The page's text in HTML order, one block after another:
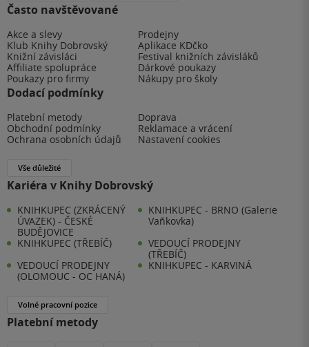
Často navštěvované
Akce a slevy
Prodejny
Klub Knihy Dobrovský
Aplikace KDčko
Knižní závisláci
Festival knižních závisláků
Affiliate spolupráce
Dárkové poukazy
Poukazy pro firmy
Nákupy pro školy
Dodací podmínky
Platební metody
Doprava
Obchodní podmínky
Reklamace a vrácení
Ochrana osobních údajů
Nastavení cookies
Vše důležité
Kariéra v Knihy Dobrovský
KNIHKUPEC (ZKRÁCENÝ
ÚVAZEK) - ČESKÉ
BUDĚJOVICE
KNIHKUPEC - BRNO (Galerie
Vaňkovka)
KNIHKUPEC (TŘEBÍČ)
VEDOUCÍ PRODEJNY
(TŘEBÍČ)
VEDOUCÍ PRODEJNY
(OLOMOUC - OC HANÁ)
KNIHKUPEC - KARVINÁ
Volné pracovní pozice
Platební metody